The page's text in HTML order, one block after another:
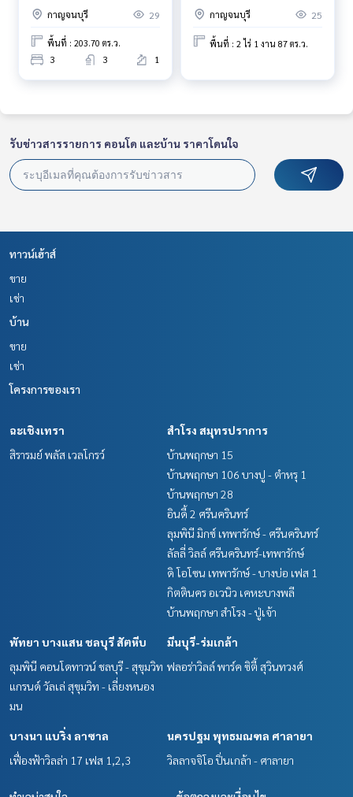
กาญจนบุรี
29
พื้นที่ : 203.70 ตร.ว.
3 3 1
กาญจนบุรี
25
พื้นที่ : 2 ไร่ 1 งาน 87 ตร.ว.
รับข่าวสารรายการ คอนโด และบ้าน ราคาโดนใจ
ทาวน์เฮ้าส์
ขาย
เช่า
บ้าน
ขาย
เช่า
โครงการของเรา
ฉะเชิงเทรา
สิรารมย์ พลัส เวลโกรว์
สำโรง สมุทรปราการ
บ้านพฤกษา 15
บ้านพฤกษา 106 บางปู - ตำหรุ 1
บ้านพฤกษา 28
อินดี้ 2 ศรีนครินทร์
ลุมพินี มิกซ์ เทพารักษ์ - ศรีนครินทร์
ลัลลี่ วิลล์ ศรีนครินทร์-เทพารักษ์
ดิ โอโซน เทพารักษ์ - บางบ่อ เฟส 1
กิตตินคร อเวนิว เคหะบางพลี
บ้านพฤกษา สำโรง - ปู่เจ้า
พัทยา บางแสน ชลบุรี สัตหีบ
ลุมพินี คอนโดทาวน์ ชลบุรี - สุขุมวิท
แกรนด์ วัลเล่ สุขุมวิท - เลี่ยงหนอง
มน
มีนบุรี-ร่มเกล้า
ฟลอร่าวิลล์ พาร์ค ซิตี้ สุวินทวงศ์
บางนา แบริ่ง ลาซาล
เฟื่องฟ้าวิลล่า 17 เฟส 1,2,3
นครปฐม พุทธมณฑล ศาลายา
วิลลาจจิโอ ปิ่นเกล้า - ศาลายา